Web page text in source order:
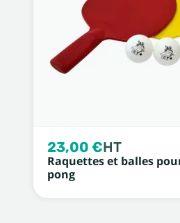
23,00 €HT
Raquettes et balles
pong